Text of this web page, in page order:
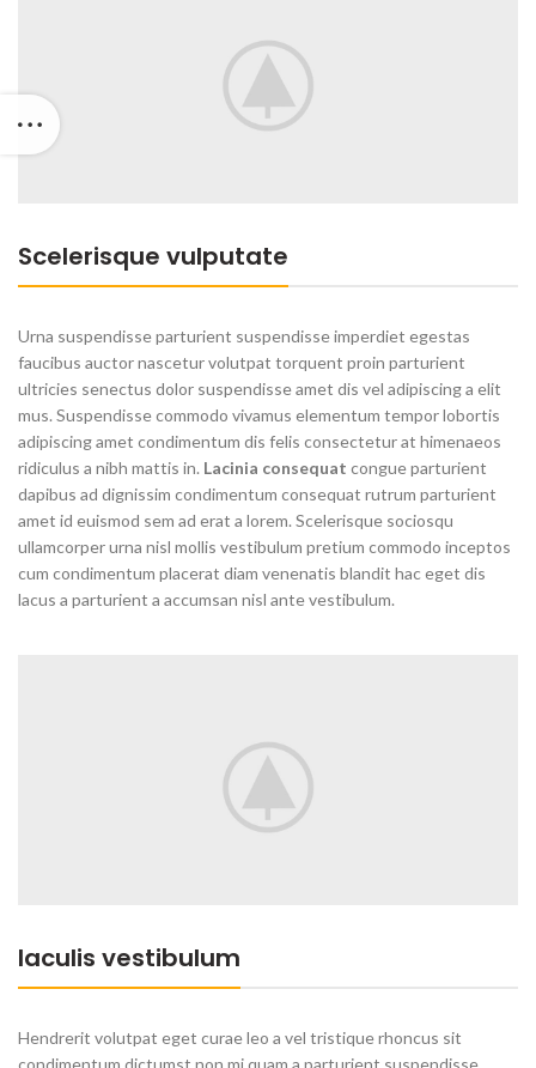
Scelerisque vulputate
Urna suspendisse parturient suspendisse imperdiet egestas
faucibus auctor nascetur volutpat torquent proin parturient
ultricies senectus dolor suspendisse amet dis vel adipiscing a elit
mus. Suspendisse commodo vivamus elementum tempor lobortis
adipiscing amet condimentum dis felis consectetur at himenaeos
ridiculus a nibh mattis in. Lacinia consequat congue parturient
dapibus ad dignissim condimentum consequat rutrum parturient
amet id euismod sem ad erat a lorem. Scelerisque sociosqu
ullamcorper urna nisl mollis vestibulum pretium commodo inceptos
cum condimentum placerat diam venenatis blandit hac eget dis
lacus a parturient a accumsan nisl ante vestibulum.
Iaculis vestibulum
Hendrerit volutpat eget curae leo a vel tristique rhoncus sit